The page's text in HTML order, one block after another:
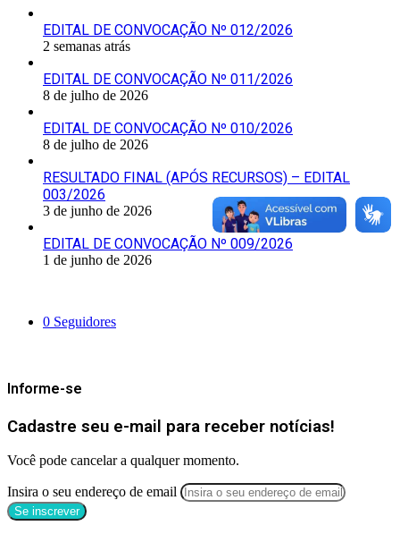
EDITAL DE CONVOCAÇÃO Nº 012/2026
2 semanas atrás
EDITAL DE CONVOCAÇÃO Nº 011/2026
8 de julho de 2026
EDITAL DE CONVOCAÇÃO Nº 010/2026
8 de julho de 2026
RESULTADO FINAL (APÓS RECURSOS) – EDITAL
003/2026
3 de junho de 2026
EDITAL DE CONVOCAÇÃO Nº 009/2026
1 de junho de 2026
0 Seguidores
Informe-se
Cadastre seu e-mail para receber notícias!
Você pode cancelar a qualquer momento.
Insira o seu endereço de email